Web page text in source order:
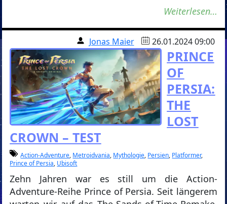
Weiterlesen…
Jonas Maier 26.01.2024 09:00
PRINCE
OF
PERSIA:
THE
LOST
CROWN – TEST
Action-Adventure, Metroidvania, Mythologie, Persien, Platformer,
Prince of Persia, Ubisoft
Zehn Jahren war es still um die Action-
Adventure-Reihe Prince of Persia. Seit längerem